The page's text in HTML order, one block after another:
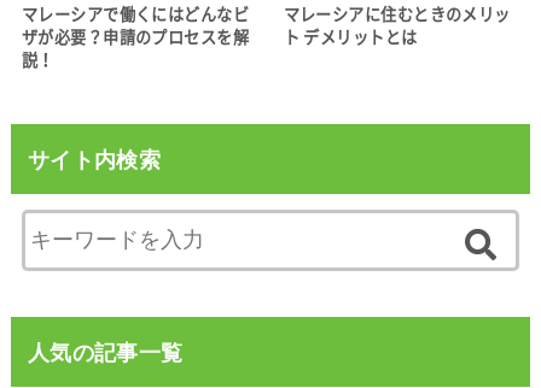
マレーシアで働くにはどんなビ
ザが必要？申請のプロセスを解
説！
マレーシアに住むときのメリッ
ト デメリットとは
サイト内検索
人気の記事一覧